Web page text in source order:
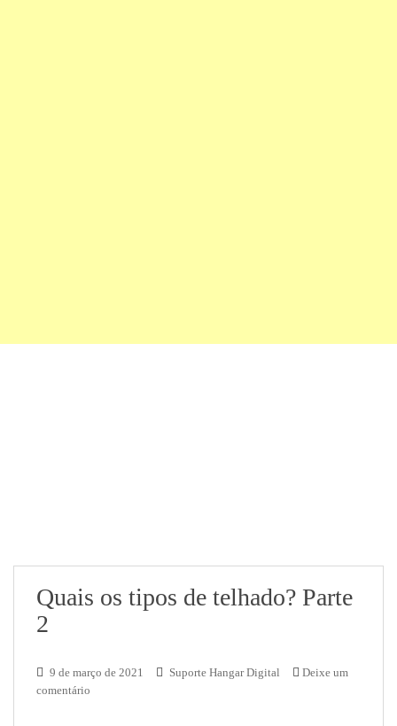
Quais os tipos de telhado? Parte
2
9 de março de 2021 Suporte Hangar Digital
Deixe um
comentário